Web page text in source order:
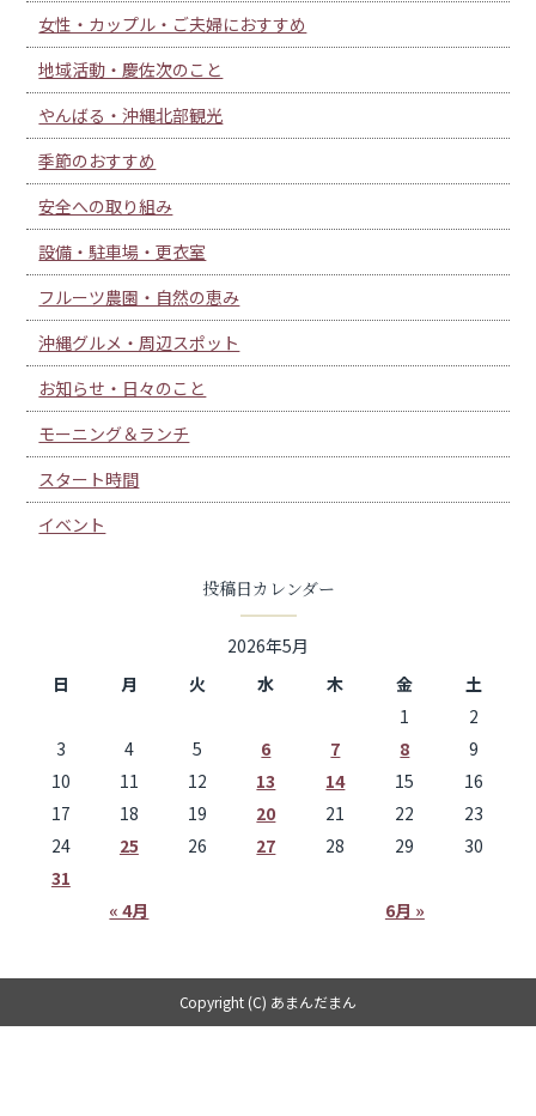
女性・カップル・ご夫婦におすすめ
地域活動・慶佐次のこと
やんばる・沖縄北部観光
季節のおすすめ
安全への取り組み
設備・駐車場・更衣室
フルーツ農園・自然の恵み
沖縄グルメ・周辺スポット
お知らせ・日々のこと
モーニング＆ランチ
スタート時間
イベント
投稿日カレンダー
2026年5月
日
月 火 水 木 金 土
« 4月 6月 »
1
2
3
4 5 6 7 8
9
10
11 12 13 14 15
16
17
18 19 20 21 22
23
24
25 26 27 28 29
30
31
Copyright (C) あまんだまん